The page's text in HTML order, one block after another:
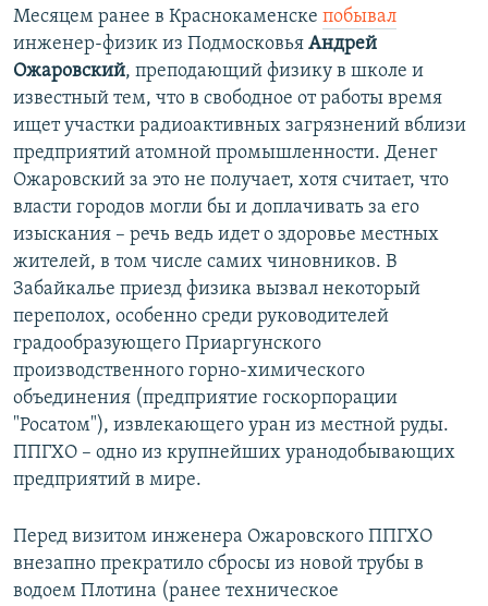
Месяцем ранее в Краснокаменске побывал
инженер-физик из Подмосковья Андрей
Ожаровский, преподающий физику в школе и
известный тем, что в свободное от работы время
ищет участки радиоактивных загрязнений вблизи
предприятий атомной промышленности. Денег
Ожаровский за это не получает, хотя считает, что
власти городов могли бы и доплачивать за его
изыскания – речь ведь идет о здоровье местных
жителей, в том числе самих чиновников. В
Забайкалье приезд физика вызвал некоторый
переполох, особенно среди руководителей
градообразующего Приаргунского
производственного горно-химического
объединения (предприятие госкорпорации
"Росатом"), извлекающего уран из местной руды.
ППГХО – одно из крупнейших уранодобывающих
предприятий в мире.
Перед визитом инженера Ожаровского ППГХО
внезапно прекратило сбросы из новой трубы в
водоем Плотина (ранее техническое